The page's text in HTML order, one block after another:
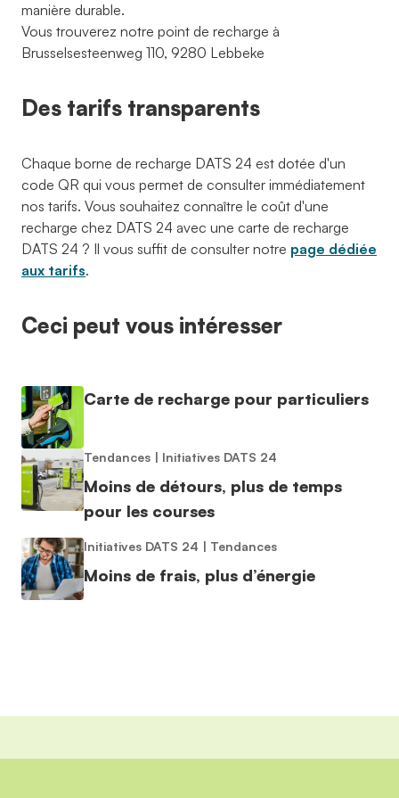
manière durable.
Vous trouverez notre point de recharge à
Brusselsesteenweg 110, 9280 Lebbeke
Des tarifs transparents
Chaque borne de recharge DATS 24 est dotée d'un
code QR qui vous permet de consulter immédiatement
nos tarifs. Vous souhaitez connaître le coût d'une
recharge chez DATS 24 avec une carte de recharge
DATS 24 ? Il vous suffit de consulter notre page dédiée
aux tarifs.
Ceci peut vous intéresser
Carte de recharge pour particuliers
Tendances | Initiatives DATS 24
Moins de détours, plus de temps
pour les courses
Initiatives DATS 24 | Tendances
Moins de frais, plus d’énergie